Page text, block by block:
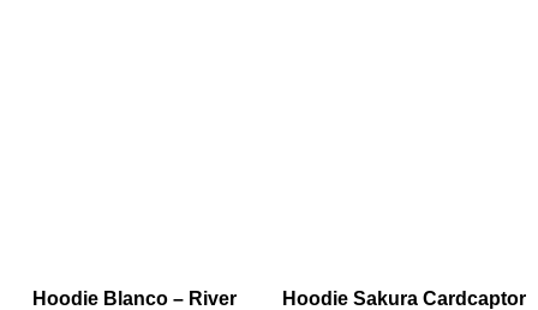
Hoodie Blanco – River
Hoodie Sakura Cardcaptor